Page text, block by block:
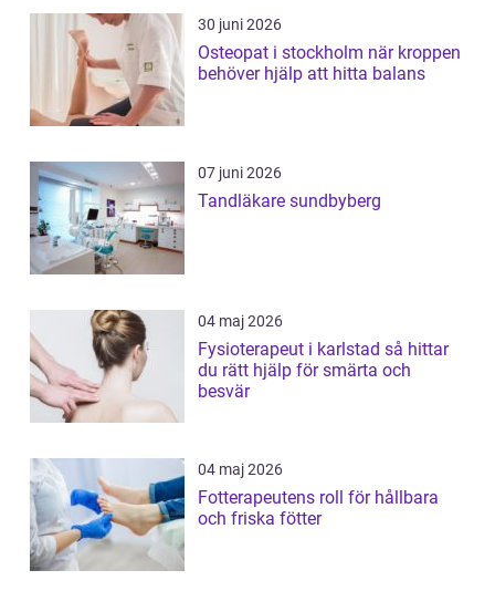
30 juni 2026
Osteopat i stockholm när kroppen
behöver hjälp att hitta balans
07 juni 2026
Tandläkare sundbyberg
04 maj 2026
Fysioterapeut i karlstad så hittar
du rätt hjälp för smärta och
besvär
04 maj 2026
Fotterapeutens roll för hållbara
och friska fötter